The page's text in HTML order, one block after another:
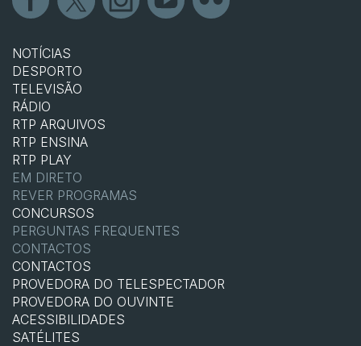
NOTÍCIAS
DESPORTO
TELEVISÃO
RÁDIO
RTP ARQUIVOS
RTP ENSINA
RTP PLAY
EM DIRETO
REVER PROGRAMAS
CONCURSOS
PERGUNTAS FREQUENTES
CONTACTOS
CONTACTOS
PROVEDORA DO TELESPECTADOR
PROVEDORA DO OUVINTE
ACESSIBILIDADES
SATÉLITES